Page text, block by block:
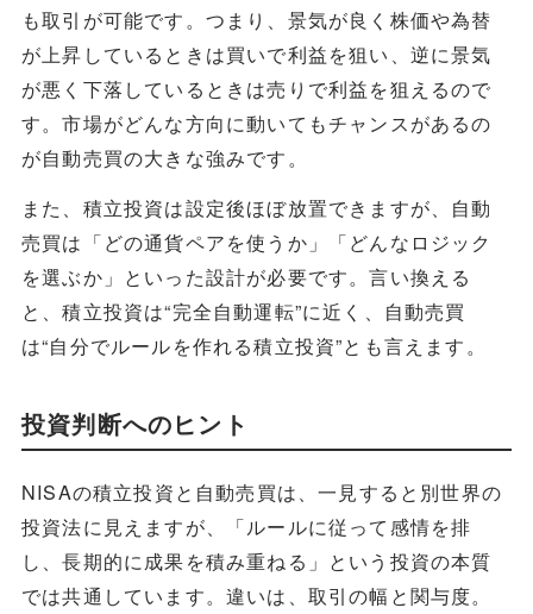
も取引が可能です。つまり、景気が良く株価や為替
が上昇しているときは買いで利益を狙い、逆に景気
が悪く下落しているときは売りで利益を狙えるので
す。市場がどんな方向に動いてもチャンスがあるの
が自動売買の大きな強みです。
また、積立投資は設定後ほぼ放置できますが、自動
売買は「どの通貨ペアを使うか」「どんなロジック
を選ぶか」といった設計が必要です。言い換える
と、積立投資は“完全自動運転”に近く、自動売買
は“自分でルールを作れる積立投資”とも言えます。
投資判断へのヒント
NISAの積立投資と自動売買は、一見すると別世界の
投資法に見えますが、「ルールに従って感情を排
し、長期的に成果を積み重ねる」という投資の本質
では共通しています。違いは、取引の幅と関与度。